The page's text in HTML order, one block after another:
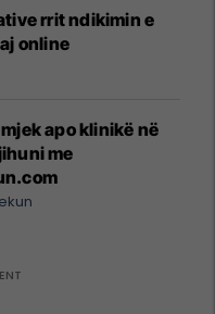
rrit ndikimin e
online
apo klinikë në
me